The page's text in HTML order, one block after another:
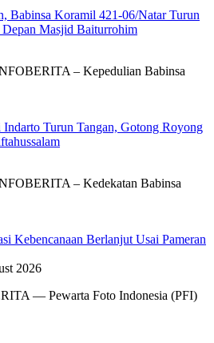
Babinsa Koramil 421-06/Natar Turun
Masjid Baiturrohim
– Kepedulian Babinsa
Turun Tangan, Gotong Royong
– Kedekatan Babinsa
Kebencanaan Berlanjut Usai Pameran
2026
— Pewarta Foto Indonesia (PFI)